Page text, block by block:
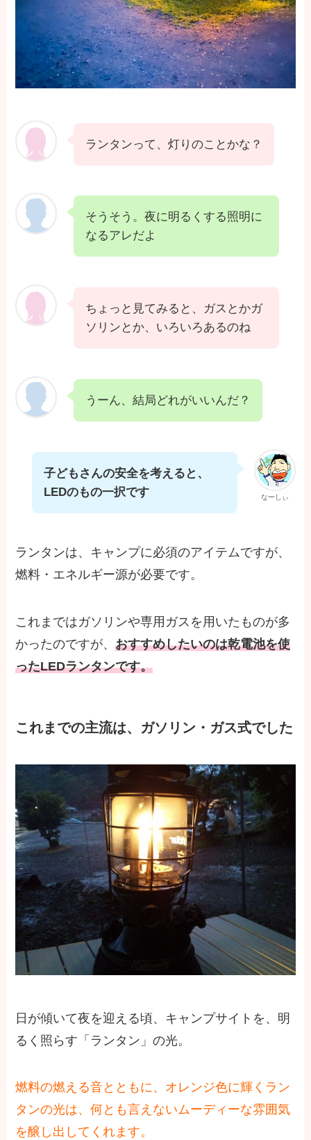
ランタンって、灯りのことかな？
そうそう。夜に明るくする照明に
なるアレだよ
ちょっと見てみると、ガスとかガ
ソリンとか、いろいろあるのね
うーん、結局どれがいいんだ？
なーしぃ
子どもさんの安全を考えると、
LEDのもの一択です
ランタンは、キャンプに必須のアイテムですが、
燃料・エネルギー源が必要です。
これまではガソリンや専用ガスを用いたものが多
かったのですが、おすすめしたいのは乾電池を使
ったLEDランタンです。
これまでの主流は、ガソリン・ガス式でした
日が傾いて夜を迎える頃、キャンプサイトを、明
るく照らす「ランタン」の光。
燃料の燃える音とともに、オレンジ色に輝くラン
タンの光は、何とも言えないムーディーな雰囲気
を醸し出してくれます。